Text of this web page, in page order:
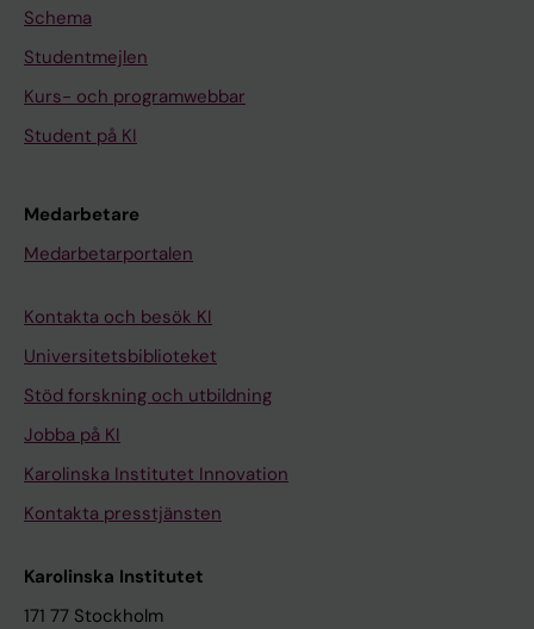
Schema
Studentmejlen
Kurs- och programwebbar
Student på KI
Medarbetare
Medarbetarportalen
Kontakta och besök KI
Universitetsbiblioteket
Stöd forskning och utbildning
Jobba på KI
Karolinska Institutet Innovation
Kontakta presstjänsten
Karolinska Institutet
171 77 Stockholm